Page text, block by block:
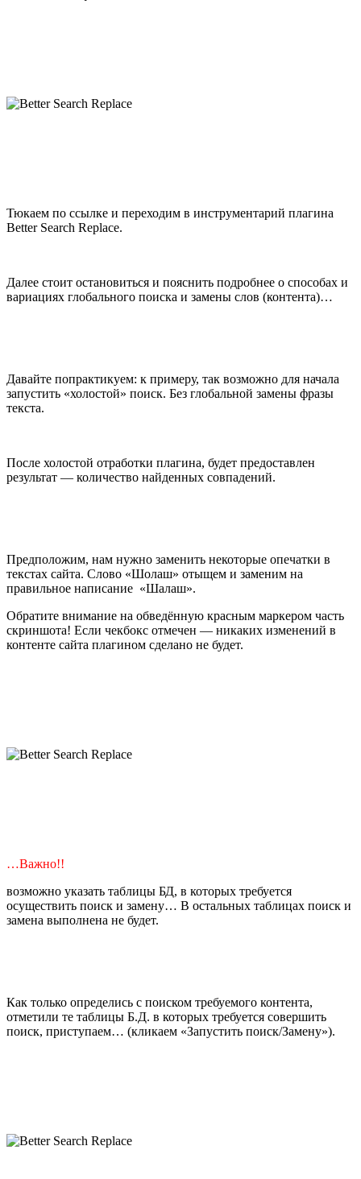
Тюкаем по ссылке и переходим в инструментарий плагина
Better Search Replace.
Далее стоит остановиться и пояснить подробнее о способах и
вариациях глобального поиска и замены слов (контента)…
Давайте попрактикуем: к примеру, так возможно для начала
запустить «холостой» поиск. Без глобальной замены фразы
текста.
После холостой отработки плагина, будет предоставлен
результат — количество найденных совпадений.
Предположим, нам нужно заменить некоторые опечатки в
текстах сайта. Слово «Шолаш» отыщем и заменим на
правильное написание «Шалаш».
Обратите внимание на обведённую красным маркером часть
скриншота! Если чекбокс отмечен — никаких изменений в
контенте сайта плагином сделано не будет.
…Важно!!
возможно указать таблицы БД, в которых требуется
осуществить поиск и замену… В остальных таблицах поиск и
замена выполнена не будет.
Как только определись с поиском требуемого контента,
отметили те таблицы Б.Д. в которых требуется совершить
поиск, приступаем… (кликаем «Запустить поиск/Замену»).